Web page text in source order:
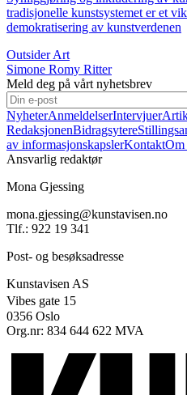
tradisjonelle kunstsystemet er et
demokratisering av kunstverdenen
Outsider Art
Simone Romy Ritter
Meld deg på vårt nyhetsbrev
NyheterAnmeldelserIntervjuer
RedaksjonenBidragsytere
av informasjonskapslerKontaktOm
Ansvarlig redaktør
Mona Gjessing
mona.gjessing@kunstavisen.no
Tlf.: 922 19 341
Post- og besøksadresse
Kunstavisen AS
Vibes gate 15
0356 Oslo
Org.nr: 834 644 622 MVA